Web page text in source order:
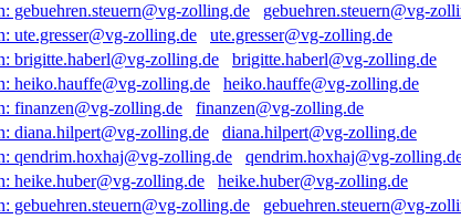
gebuehren.steuern@vg-
ute.gresser@vg-zolling.de
brigitte.haberl@vg-zolling.de
heiko.hauffe@vg-zolling.de
finanzen@vg-zolling.de
diana.hilpert@vg-zolling.de
qendrim.hoxhaj@vg-
heike.huber@vg-zolling.de
gebuehren.steuern@vg-